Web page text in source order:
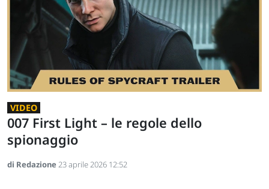
VIDEO
007 First Light – le regole dello
spionaggio
di Redazione23 aprile 2026 12:52